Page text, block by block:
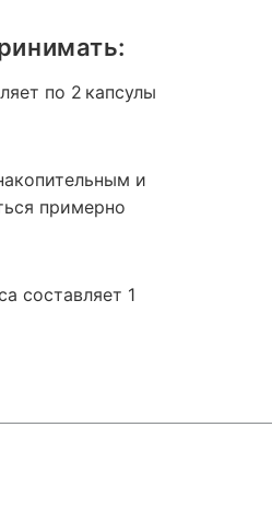
по 2 капсулы
и
примерно
составляет 1